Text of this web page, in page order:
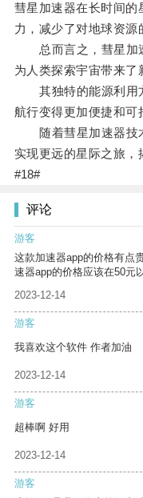
彗星加速器在长时间
力，减少了对地球资源
总而言之，彗星加速
为人类探索宇宙带来了
其独特的能源利用
航行变得更加便捷和可
随着彗星加速器技
实现更远的星际之旅，
#18#
评论
游客
这款加速器app的价格有点
速器app的价格应该在50元
2023-12-14
游客
我喜欢这个软件 作者加油
2023-12-14
游客
超棒啊 好用
2023-12-14
游客